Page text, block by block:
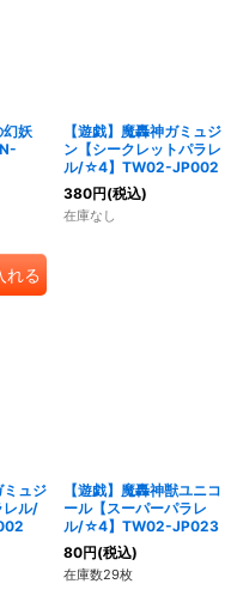
幻妖
れる
【遊戯】魔轟神ガミュジ
ン【シークレットパラレ
ル/☆4】TW02-JP002
380円(税込)
在庫なし
ミュジ
レル/
【遊戯】魔轟神獣ユニコ
ール【スーパーパラレ
ル/☆4】TW02-JP023
80円(税込)
在庫数29枚